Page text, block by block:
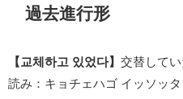
過去進行形
【교체하고 있었다】 交替してい
読み：キョチェハゴ イッソッタ